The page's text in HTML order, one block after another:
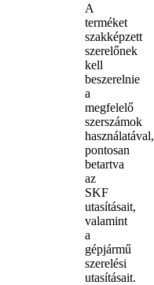
A
terméket
szakképzett
szerelőnek
kell
beszerelnie
a
megfelelő
szerszámok
használatával,
pontosan
betartva
az
SKF
utasításait,
valamint
a
gépjármű
szerelési
utasításait.